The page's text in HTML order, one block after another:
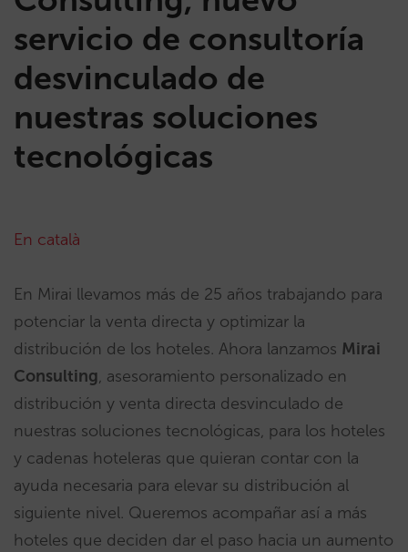
servicio de consultoría
desvinculado de
nuestras soluciones
tecnológicas
En català
En Mirai llevamos más de 25 años trabajando para
potenciar la venta directa y optimizar la
distribución de los hoteles. Ahora lanzamos Mirai
Consulting, asesoramiento personalizado en
distribución y venta directa desvinculado de
nuestras soluciones tecnológicas, para los hoteles
y cadenas hoteleras que quieran contar con la
ayuda necesaria para elevar su distribución al
siguiente nivel. Queremos acompañar así a más
hoteles que deciden dar el paso hacia un aumento